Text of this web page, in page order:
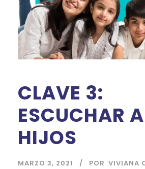
CLAVE 3:
ESCUCHAR
HIJOS
MARZO 3, 2021 POR VIVIANA